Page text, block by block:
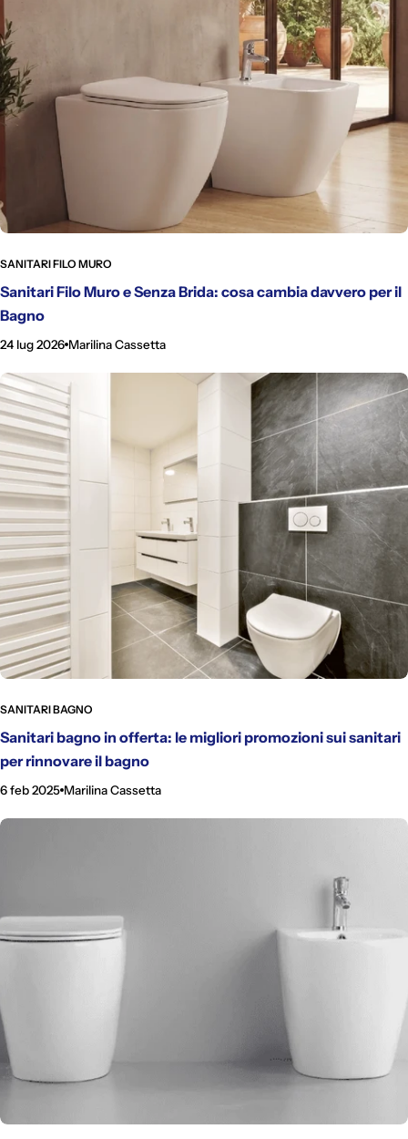
s
h
o
p
SANITARI FILO MURO
Sanitari Filo Muro e Senza Brida: cosa cambia davvero per il
Bagno
24 lug 2026 Marilina Cassetta
SANITARI BAGNO
Sanitari bagno in offerta: le migliori promozioni sui sanitari
per rinnovare il bagno
6 feb 2025 Marilina Cassetta